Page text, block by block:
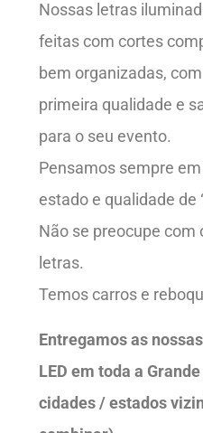
Nossas letras
feitas com cortes
bem organizadas,
primeira qualidade e
para o seu evento.
Pensamos sempre
estado e qualidade de
Não se preocupe
letras.
Temos carros e
Entregamos as
LED em toda a
cidades / estados